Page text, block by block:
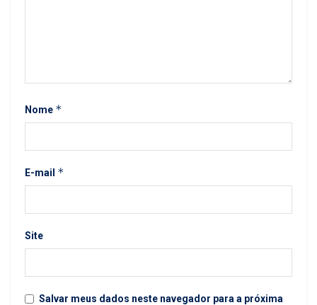
Nome *
E-mail *
Site
Salvar meus dados neste navegador para a próxima